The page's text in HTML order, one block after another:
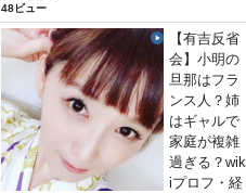
48ビュー
【有吉反省
会】小明の
旦那はフラ
ンス人？姉
はギャルで
家庭が複雑
過ぎる？wik
iプロフ・経